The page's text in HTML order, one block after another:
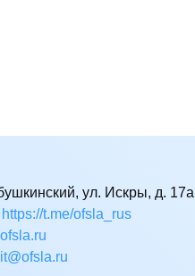
ул. Искры, д.
https://t.me/ofsla_rus
ur.alsfo@ti